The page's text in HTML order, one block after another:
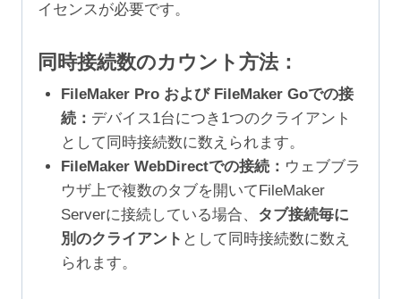
イセンスが必要です。
同時接続数のカウント方法：
FileMaker Pro および FileMaker Goでの接
続： デバイス1台につき1つのクライアント
として同時接続数に数えられます。
FileMaker WebDirectでの接続： ウェブブラ
ウザ上で複数のタブを開いてFileMaker
Serverに接続している場合、 タブ接続毎に
別のクライアント として同時接続数に数え
られます。